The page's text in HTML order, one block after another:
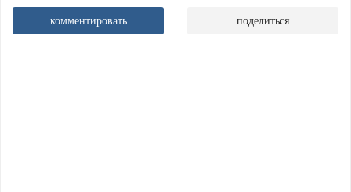
комментировать поделиться